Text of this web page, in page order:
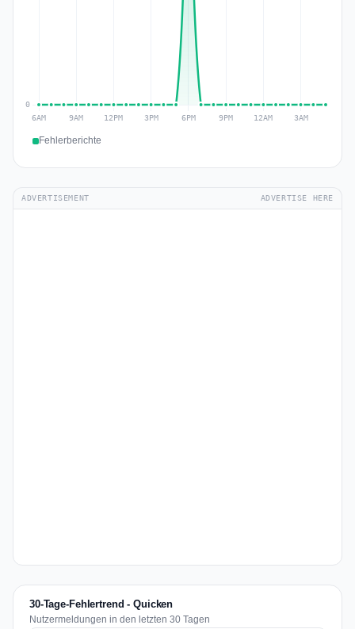
Fehlerberichte
ADVERTISEMENT ADVERTISE HERE
30-Tage-Fehlertrend - Quicken
Nutzermeldungen in den letzten 30 Tagen